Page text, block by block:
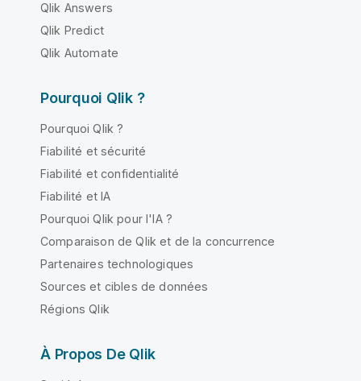
Qlik Answers
Qlik Predict
Qlik Automate
Pourquoi Qlik ?
Pourquoi Qlik ?
Fiabilité et sécurité
Fiabilité et confidentialité
Fiabilité et IA
Pourquoi Qlik pour l'IA ?
Comparaison de Qlik et de la concurrence
Partenaires technologiques
Sources et cibles de données
Régions Qlik
À Propos De Qlik